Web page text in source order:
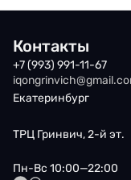
Контакты
+7 (993) 991-11-67
Екатеринбург
ТРЦ Гринвич, 2-й эт.
Пн-Вс 10:00—22:00